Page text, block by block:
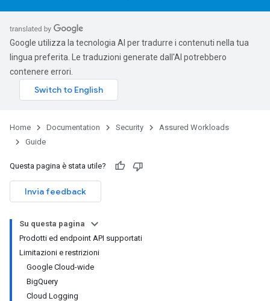
Google utilizza la tecnologia AI per tradurre i contenuti nella tua
lingua preferita. Le traduzioni generate dall'AI potrebbero
contenere errori.
Home Documentation Security
Assured Workloads
Guide
Questa pagina è stata utile?
Invia feedback
Su questa pagina
Prodotti ed endpoint API supportati
Limitazioni e restrizioni
Google Cloud-wide
BigQuery
Cloud Logging